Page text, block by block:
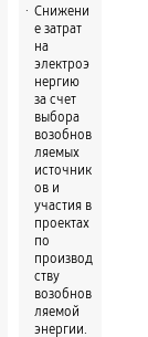
Снижени
е затрат
на
электроэ
нергию
за счет
выбора
возобнов
ляемых
источник
ов и
участия в
проектах
по
производ
ству
возобнов
ляемой
энергии.